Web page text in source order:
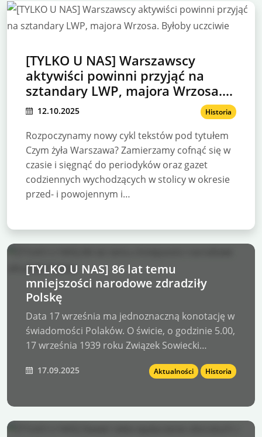
[TYLKO U NAS] Warszawscy
aktywiści powinni przyjąć na
sztandary LWP, majora Wrzosa.
Byłoby uczciwie
12.10.2025 Historia
Rozpoczynamy nowy cykl tekstów pod tytułem
Czym żyła Warszawa? Zamierzamy cofnąć się w
czasie i sięgnąć do periodyków oraz gazet
codziennych wychodzących w stolicy w okresie
przed- i powojennym i…
[TYLKO U NAS] 86 lat temu
mniejszości narodowe zdradziły
Polskę
Data 17 września ma jednoznaczną konotację w
świadomości Polaków. O świcie, o godzinie 5.00,
17 września 1939 roku Związek Sowiecki…
17.09.2025 Aktualności Historia